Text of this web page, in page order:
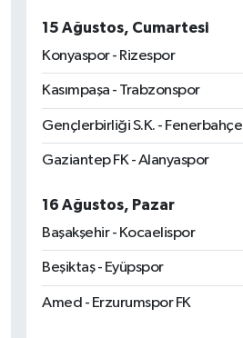
15 Ağustos, Cumartesi
Konyaspor - Rizespor
Kasımpaşa - Trabzonspor
Gençlerbirliği S.K. - Fenerbahçe
Gaziantep FK - Alanyaspor
16 Ağustos, Pazar
Başakşehir - Kocaelispor
Beşiktaş - Eyüpspor
Amed - Erzurumspor FK